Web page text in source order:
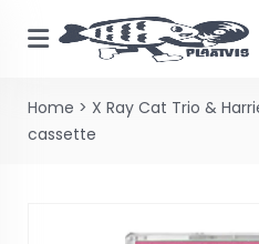
Home > X Ray Cat Trio &
cassette